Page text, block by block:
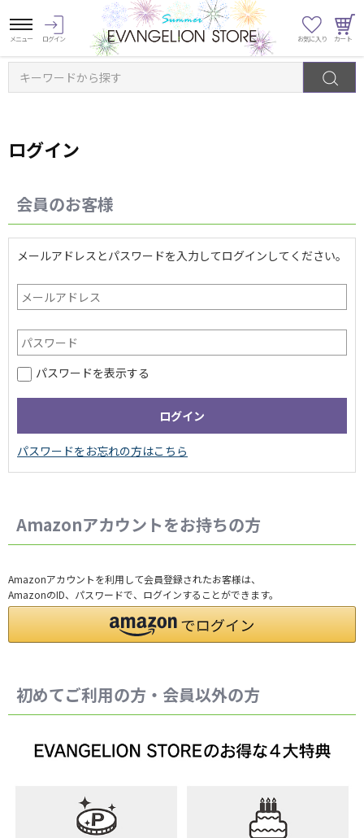
キーワードから探す
ログイン
会員のお客様
メールアドレスとパスワードを入力してログインしてください。
パスワードを表示する
Amazonアカウントをお持ちの方
Amazonアカウントを利用して会員登録されたお客様は、
AmazonのID、パスワードで、ログインすることができます。
初めてご利用の方・会員以外の方